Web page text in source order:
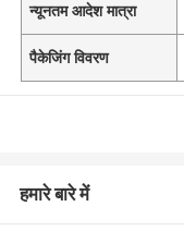
न्यूनतम आदेश मात्रा
पैकेजिंग विवरण
हमारे बारे में